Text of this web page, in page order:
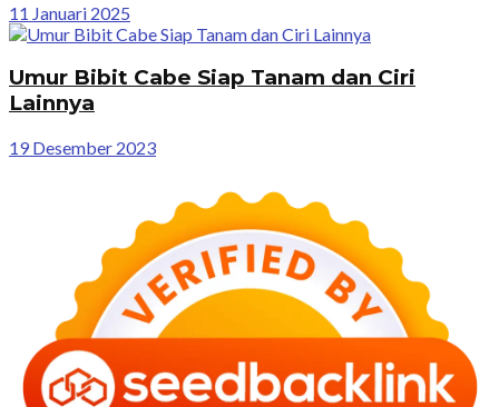
11 Januari 2025
Umur Bibit Cabe Siap Tanam dan Ciri
Lainnya
19 Desember 2023